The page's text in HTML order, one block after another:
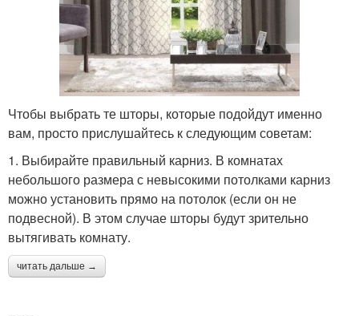
Чтобы выбрать те шторы, которые подойдут именно
вам, просто прислушайтесь к следующим советам:
1. Выбирайте правильный карниз. В комнатах
небольшого размера с невысокими потолками карниз
можно установить прямо на потолок (если он не
подвесной). В этом случае шторы будут зрительно
вытягивать комнату.
читать дальше →